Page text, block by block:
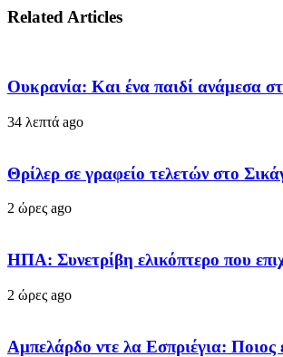
Related Articles
Ουκρανία: Και ένα παιδί ανάμεσα
34 λεπτά ago
Θρίλερ σε γραφείο τελετών στο
2 ώρες ago
ΗΠΑ: Συνετρίβη ελικόπτερο που
2 ώρες ago
Αμπελάρδο ντε λα Εσπριέγια: Ποιος